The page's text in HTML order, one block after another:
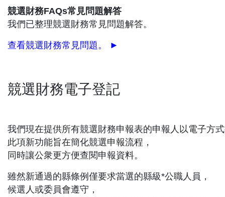
競選財務FAQs常見問題解答
我們已整理競選財務常見問題解答。
查看競選財務常見問題。 ►
競選財務電子登記
我們現在提供所有競選財務申報表的申報人以電子方
此項新功能旨在簡化競選申報流程，
同時讓公衆更方便查閱申報資料。
雖然新通過的縣條例僅要求當選的縣級*公職人員，
候選人或委員會遵守，